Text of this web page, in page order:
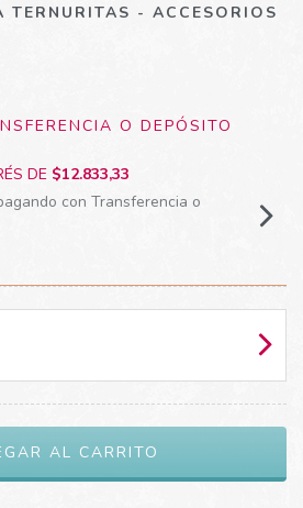
TERNURITAS - ACCESORIOS
O DEPÓSITO
DE $12.833,33
con Transferencia o